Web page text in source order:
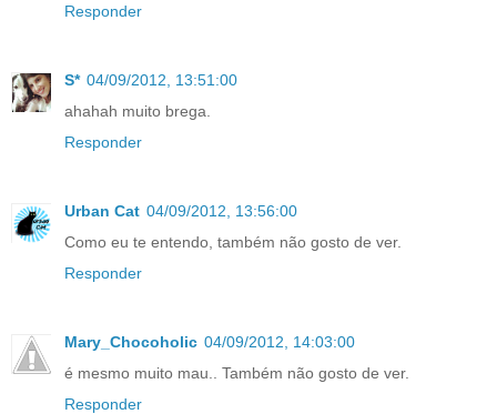
Responder
S* 04/09/2012, 13:51:00
ahahah muito brega.
Responder
Urban Cat 04/09/2012, 13:56:00
Como eu te entendo, também não gosto de ver.
Responder
Mary_Chocoholic 04/09/2012, 14:03:00
é mesmo muito mau.. Também não gosto de ver.
Responder